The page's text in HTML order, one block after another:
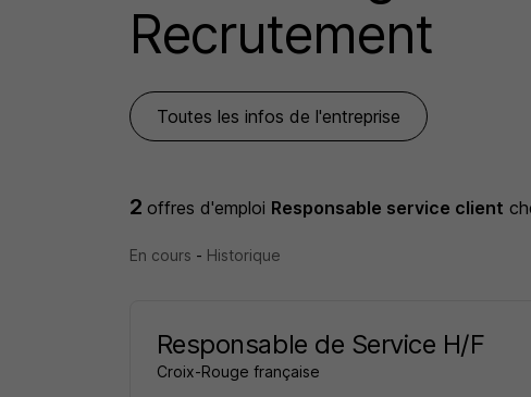
Recrutement
Toutes les infos de l'entreprise
2offres d'emploi Responsable service client
En cours - Historique
Responsable de Service H/F
Croix-Rouge française